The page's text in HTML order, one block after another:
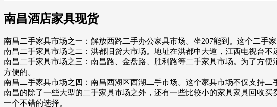
南昌酒店家具现货
南昌二手家具市场之一：解放西路二手办公家具市场。坐207能到。这个二手
南昌二手家具市场之二：洪都旧货大市场。地址在洪都中大道，江西电视台
南昌二手家具市场之三：南昌路、金盘路、胜利路等二手家具市场。为了方
方便的。
南昌二手家具市场之四：南昌西湖区西湖二手市场。这个家具市场不仅支持
南昌的除了一些大型的二手家具市场之外，还有一些比较小的家具家具回收
一个不错的选择。